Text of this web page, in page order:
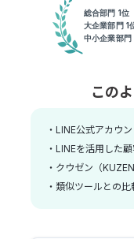
総合部門 1位
大企業部門 1
中小企業部門
この
・LINE公式アカウ
・LINEを活用した
・クウゼン（
・類似ツールとの